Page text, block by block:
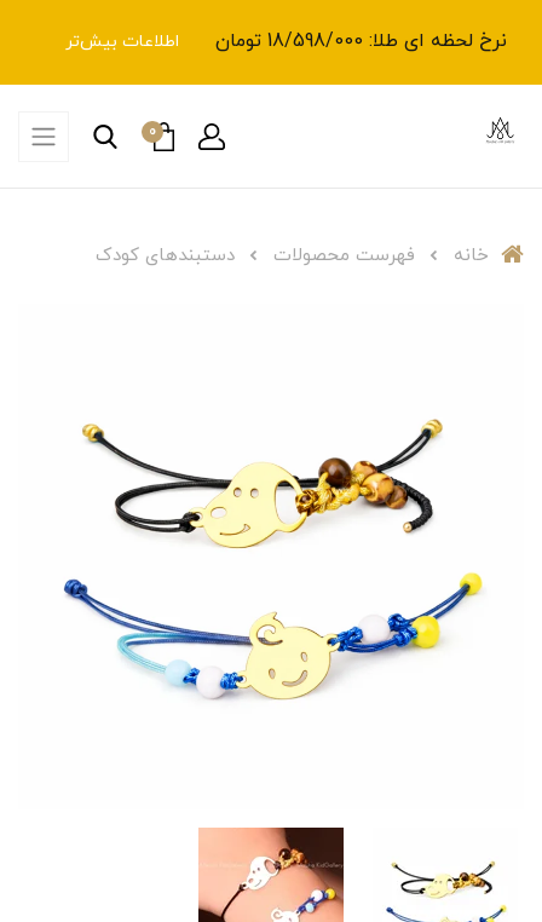
نرخ لحظه ای طلا: 18/598/000 تومان اطلاعات بیش‌تر
0
خانه فهرست محصولات دستبندهای کودک